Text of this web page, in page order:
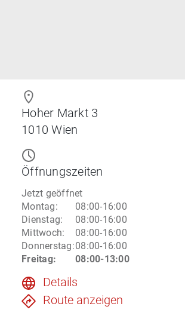
Hoher Markt 3
1010 Wien
Öffnungszeiten
Jetzt geöffnet
Montag:
08:00-16:00
Dienstag:
08:00-16:00
Mittwoch:
08:00-16:00
Donnerstag:08:00-16:00
Freitag: 08:00-13:00
Details
Route anzeigen